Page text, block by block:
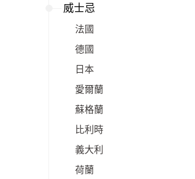
威士忌
法國
德國
日本
愛爾蘭
蘇格蘭
比利時
義大利
荷蘭